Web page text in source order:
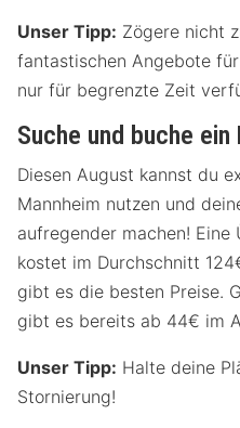
Unser Tipp: Zögere nicht
fantastischen Angebote
nur für begrenzte Zeit
Suche und buche
Diesen August kannst du
Mannheim nutzen und
aufregender machen! Eine
kostet im Durchschnitt
gibt es die besten Preise.
gibt es bereits ab 44€ im
Unser Tipp: Halte deine
Stornierung!